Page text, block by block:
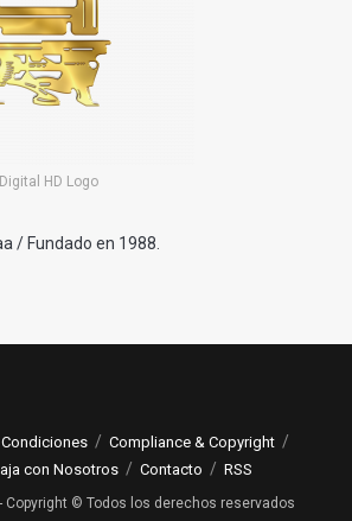
HD Logo
/ Fundado en 1988.
Compliance & Copyright
con Nosotros Contacto RSS
- Copyright © Todos los derechos reservados